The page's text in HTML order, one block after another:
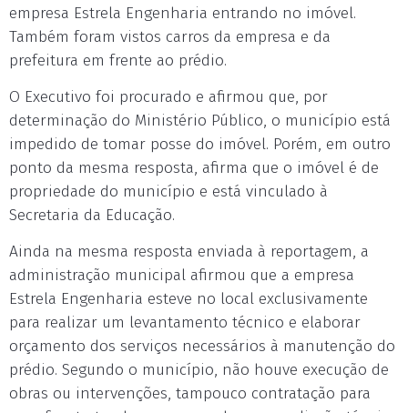
empresa Estrela Engenharia entrando no imóvel.
Também foram vistos carros da empresa e da
prefeitura em frente ao prédio.
O Executivo foi procurado e afirmou que, por
determinação do Ministério Público, o município está
impedido de tomar posse do imóvel. Porém, em outro
ponto da mesma resposta, afirma que o imóvel é de
propriedade do município e está vinculado à
Secretaria da Educação.
Ainda na mesma resposta enviada à reportagem, a
administração municipal afirmou que a empresa
Estrela Engenharia esteve no local exclusivamente
para realizar um levantamento técnico e elaborar
orçamento dos serviços necessários à manutenção do
prédio. Segundo o município, não houve execução de
obras ou intervenções, tampouco contratação para